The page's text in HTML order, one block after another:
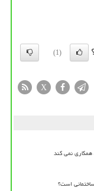
(1)
X
نمی کند
است؟